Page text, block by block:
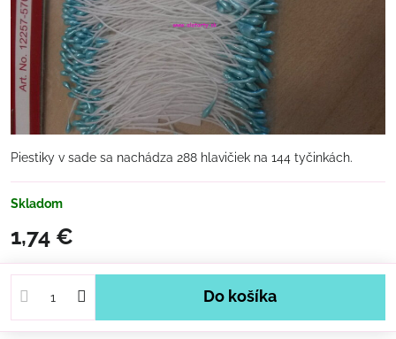
Piestiky v sade sa nachádza 288 hlavičiek na 144 tyčinkách.
Skladom
1,74 €
Do košíka